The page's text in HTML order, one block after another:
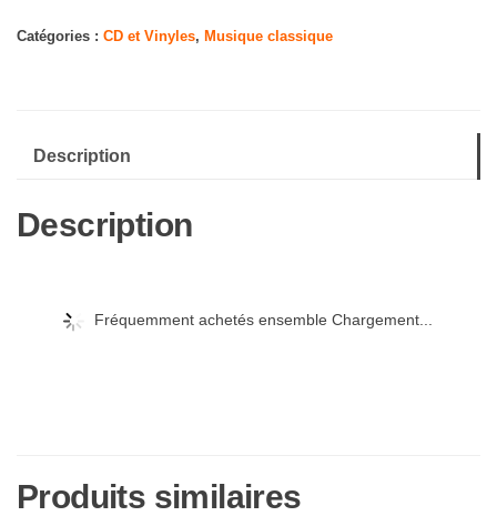
Goldberg
Catégories : CD et Vinyles, Musique classique
Description
Description
Fréquemment achetés ensemble Chargement...
Produits similaires